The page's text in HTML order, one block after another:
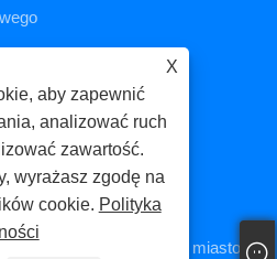
dystrykt Tong'an, miasto
X
aby zapewnić
analizować ruch
zawartość.
wyrażasz zgodę na
cookie. Polityka